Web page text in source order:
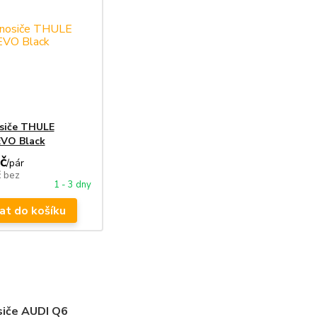
THULE
Black
/pár
bez
1 - 3 dny
do košíku
AUDI Q6